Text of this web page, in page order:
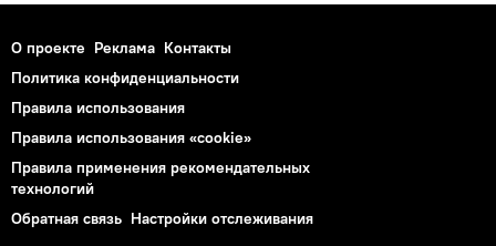
О проекте Реклама Контакты
Политика конфиденциальности
Правила использования
Правила использования «cookie»
Правила применения рекомендательных
технологий
Обратная связь Настройки отслеживания